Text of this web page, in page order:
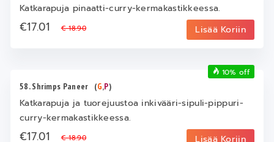
Katkarapuja pinaatti-curry-kermakastikkeessa.
€17.01€ 18.90 Lisää Koriin
58. Shrimps Paneer (G,P)
Katkarapuja ja tuorejuustoa inkivääri-sipuli-pippuri-
curry-kermakastikkeessa.
€17.01€ 18.90 Lisää Koriin
10% off